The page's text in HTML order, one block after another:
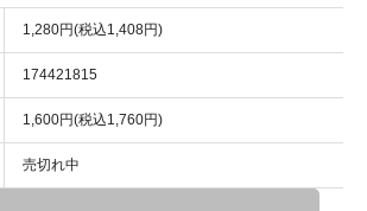
1,280円(税込1,408円)
174421815
1,600円(税込1,760円)
売切れ中